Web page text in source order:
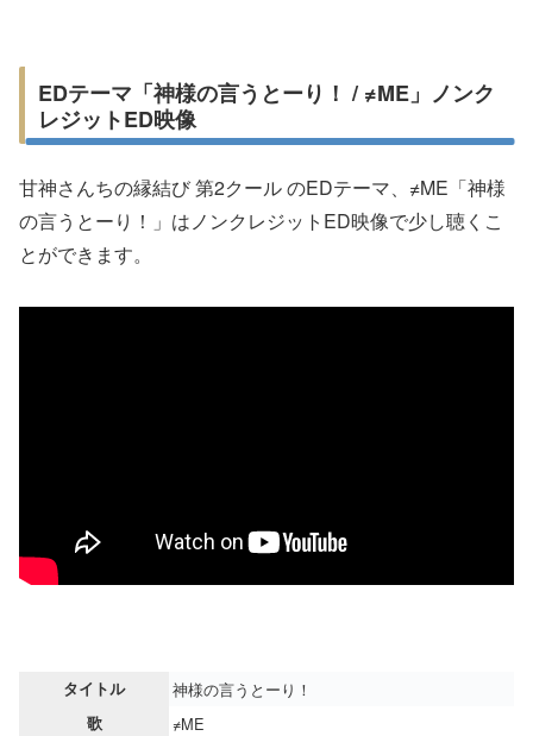
EDテーマ「神様の言うとーり！ / ≠ME」ノンク
レジットED映像
甘神さんちの縁結び 第2クール のEDテーマ、≠ME「神様
の言うとーり！」はノンクレジットED映像で少し聴くこ
とができます。
タイトル 神様の言うとーり！
歌 ≠ME